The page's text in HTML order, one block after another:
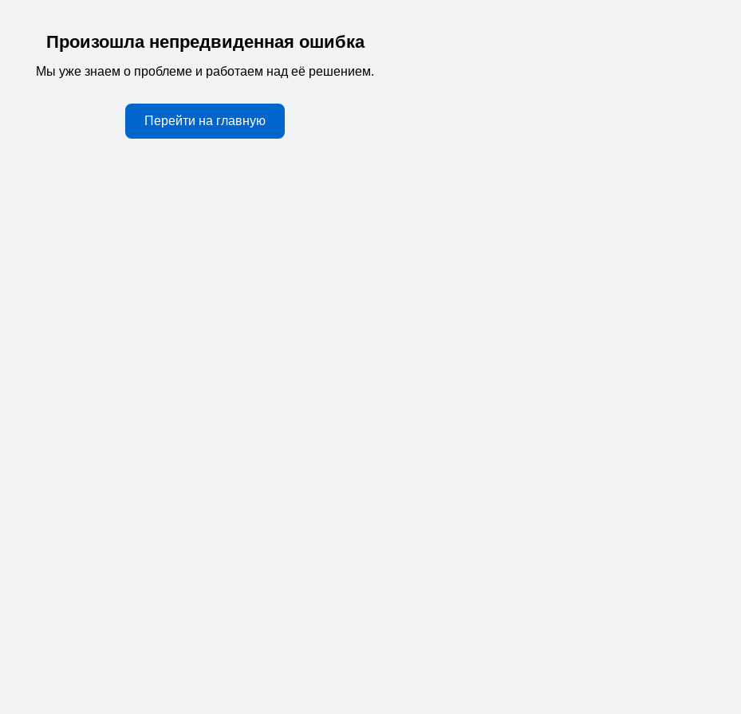
Произошла непредвиденная ошибка
Мы уже знаем о проблеме и работаем над её решением.
Перейти на главную